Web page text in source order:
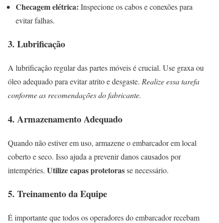
Checagem elétrica: Inspecione os cabos e conexões para
evitar falhas.
3. Lubrificação
A lubrificação regular das partes móveis é crucial. Use graxa ou
óleo adequado para evitar atrito e desgaste. Realize essa tarefa
conforme as recomendações do fabricante.
4. Armazenamento Adequado
Quando não estiver em uso, armazene o embarcador em local
coberto e seco. Isso ajuda a prevenir danos causados por
intempéries. Utilize capas protetorasse necessário.
5. Treinamento da Equipe
É importante que todos os operadores do embarcador recebam